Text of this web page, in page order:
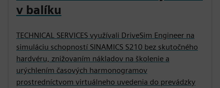
v balíku
TECHNICAL SERVICES využívali DriveSim Engineer na
simuláciu schopností SINAMICS S210 bez skutočného
hardvéru, znižovaním nákladov na školenie a
urýchlením časových harmonogramov
prostredníctvom virtuálneho uvedenia do prevádzky